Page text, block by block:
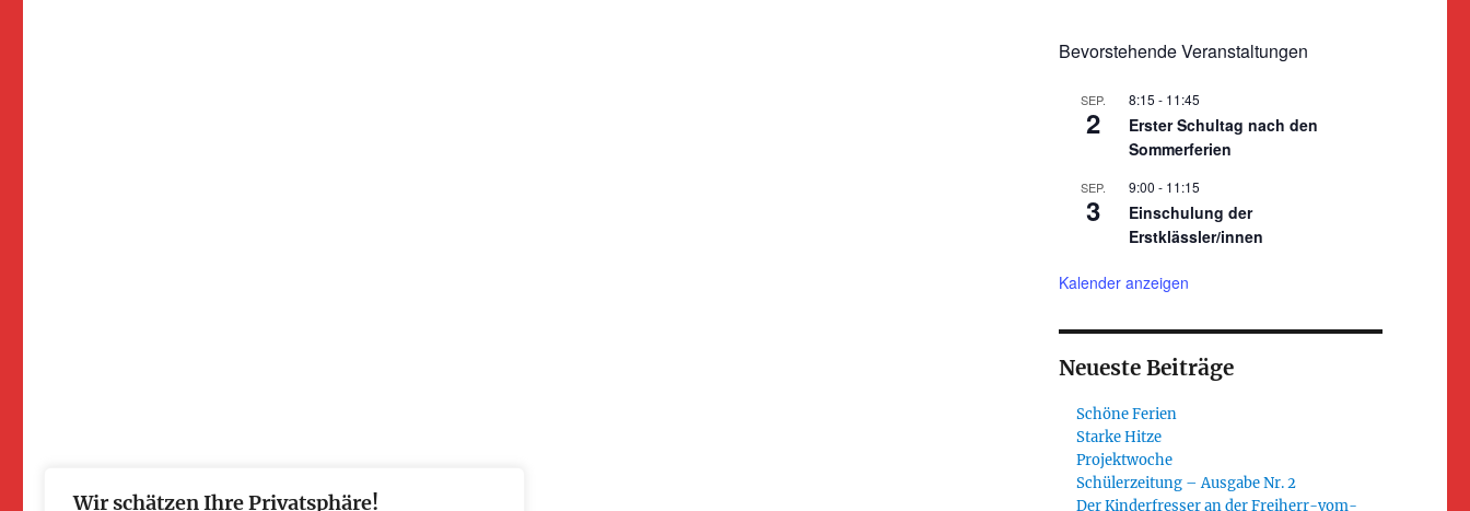
Wir schätzen Ihre Privatsphäre!
Bevorstehende Veranstaltungen
SEP.
2
8:15 - 11:45
Erster Schultag nach den
Sommerferien
SEP.
3
9:00 - 11:15
Einschulung der
Erstklässler/innen
Kalender anzeigen
Neueste Beiträge
Schöne Ferien
Starke Hitze
Projektwoche
Schülerzeitung – Ausgabe Nr. 2
Der Kinderfresser an der Freiherr-vom-